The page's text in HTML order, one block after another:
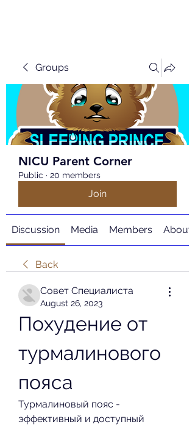
Groups
NICU Parent Corner
Public · 20 members
Join
Discussion Media Members About
Back
Совет Специалиста
August 26, 2023
Похудение от
турмалинового
пояса
Турмалиновый пояс -
эффективный и доступный